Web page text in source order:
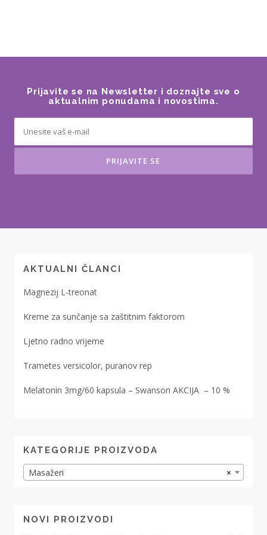
Prijavite se na Newsletter i doznajte sve o
aktualnim ponudama i novostima.
AKTUALNI ČLANCI
Magnezij L-treonat
Kreme za sunčanje sa zaštitnim faktorom
Ljetno radno vrijeme
Trametes versicolor, puranov rep
Melatonin 3mg/60 kapsula – Swanson AKCIJA – 10 %
KATEGORIJE PROIZVODA
×
Masažeri
NOVI PROIZVODI